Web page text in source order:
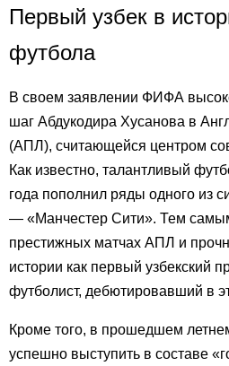
Первый узбек в
футбола
В своем заявлении ФИФА
шаг Абдукодира Хусанова в
(АПЛ), считающейся центром
Как известно, талантливый
года пополнил ряды одного из
— «Манчестер Сити». Тем
престижных матчах АПЛ и
истории как первый узбекский
футболист, дебютировавший в
Кроме того, в прошедшем
успешно выступить в составе